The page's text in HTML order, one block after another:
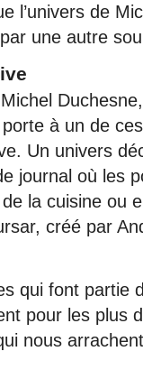
l’univers de
une autre
à un de
Un univers
journal où les
la cuisine ou
créé par
qui font partie
pour les plus
nous